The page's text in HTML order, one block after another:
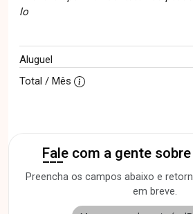
lo
Aluguel
Total / Mês
Fale com a gente
Preencha os campos abaixo e
em breve.